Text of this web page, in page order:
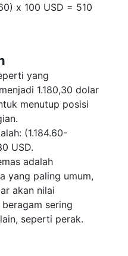
x 100 USD = 510
yang
1.180,30 dolar
menutup posisi
(1.184.60-
USD.
adalah
yang paling umum,
akan nilai
sering
seperti perak.